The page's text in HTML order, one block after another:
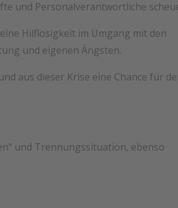
und Personalverantwortliche
Hilflosigkeit im Umgang mit den
und eigenen Ängsten.
aus dieser Krise eine Chance für
und Trennungssituation, ebenso